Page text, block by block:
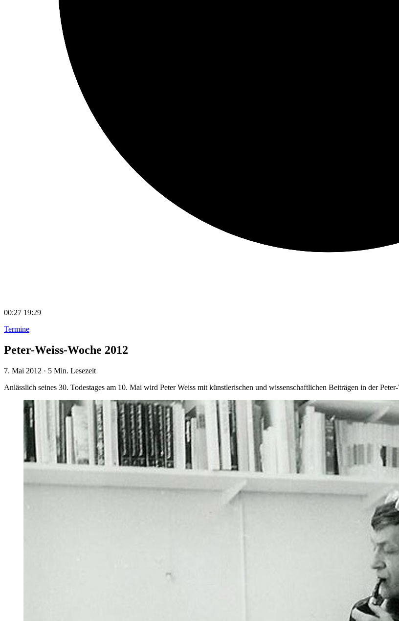
00:27 19:29
Termine
Peter-Weiss-Woche 2012
7. Mai 2012 · 5 Min. Lesezeit
Anlässlich seines 30. Todestages am 10. Mai wird Peter Weiss mit künstlerischen und wissenschaftlichen Beiträgen in der